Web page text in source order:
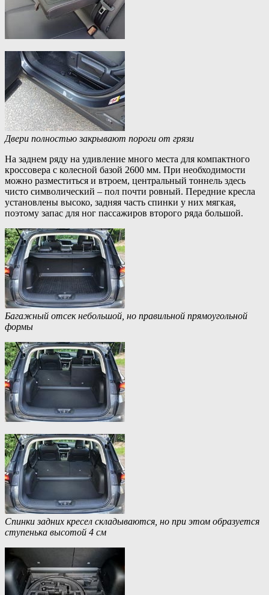
Двери полностью закрывают пороги от грязи
На заднем ряду на удивление много места для компактного
кроссовера с колесной базой 2600 мм. При необходимости
можно разместиться и втроем, центральный тоннель здесь
чисто символический – пол почти ровный. Передние кресла
установлены высоко, задняя часть спинки у них мягкая,
поэтому запас для ног пассажиров второго ряда большой.
Багажный отсек небольшой, но правильной прямоугольной
формы
Спинки задних кресел складываются, но при этом образуется
ступенька высотой 4 см